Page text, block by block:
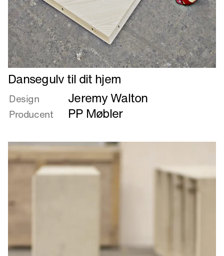
Læs
mere
om
Dansegulv
til
hjem
Dansegulv til dit hjem
Design Jeremy Walton
Producent PP Møbler